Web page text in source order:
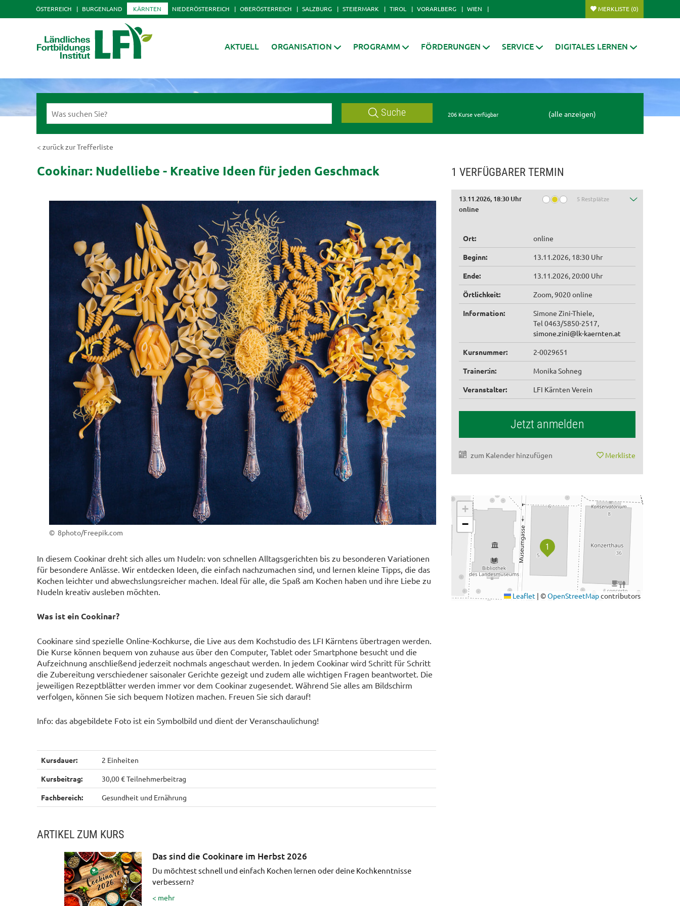
ÖSTERREICH BURGENLAND KÄRNTEN NIEDERÖSTERREICH OBERÖSTERREICH SALZBURG STEIERMARK TIROL VORARLBERG WIEN MERKLISTE (0)
AKTUELL ORGANISATION PROGRAMM FÖRDERUNGEN SERVICE DIGITALES LERNEN
Suche 206 Kurse verfügbar (alle anzeigen)
< zurück zur Trefferliste
Cookinar: Nudelliebe - Kreative Ideen für jeden Geschmack
© 8photo/Freepik.com
In diesem Cookinar dreht sich alles um Nudeln: von schnellen Alltagsgerichten bis zu besonderen Variationen
für besondere Anlässe. Wir entdecken Ideen, die einfach nachzumachen sind, und lernen kleine Tipps, die das
Kochen leichter und abwechslungsreicher machen. Ideal für alle, die Spaß am Kochen haben und ihre Liebe zu
Nudeln kreativ ausleben möchten.
Was ist ein Cookinar?
Cookinare sind spezielle Online-Kochkurse, die Live aus dem Kochstudio des LFI Kärntens übertragen werden.
Die Kurse können bequem von zuhause aus über den Computer, Tablet oder Smartphone besucht und die
Aufzeichnung anschließend jederzeit nochmals angeschaut werden. In jedem Cookinar wird Schritt für Schritt
die Zubereitung verschiedener saisonaler Gerichte gezeigt und zudem alle wichtigen Fragen beantwortet. Die
jeweiligen Rezeptblätter werden immer vor dem Cookinar zugesendet. Während Sie alles am Bildschirm
verfolgen, können Sie sich bequem Notizen machen. Freuen Sie sich darauf!
Info: das abgebildete Foto ist ein Symbolbild und dient der Veranschaulichung!
Kursdauer: 2 Einheiten
Kursbeitrag: 30,00 € Teilnehmerbeitrag
Fachbereich: Gesundheit und Ernährung
ARTIKEL ZUM KURS
Das sind die Cookinare im Herbst 2026
Du möchtest schnell und einfach Kochen lernen oder deine Kochkenntnisse
verbessern?
< mehr
1 VERFÜGBARER TERMIN
13.11.2026, 18:30 Uhr 5 Restplätze
online
Ort: online
Beginn: 13.11.2026, 18:30 Uhr
Ende: 13.11.2026, 20:00 Uhr
Örtlichkeit: Zoom, 9020 online
Information:
Simone Zini-Thiele,
Tel 0463/5850-2517,
simone.zini@lk-kaernten.at
Kursnummer: 2-0029651
Trainer:in: Monika Sohneg
Veranstalter: LFI Kärnten Verein
Jetzt anmelden
zum Kalender hinzufügen Merkliste
.
+
−
Leaflet | ©OpenStreetMapcontributors